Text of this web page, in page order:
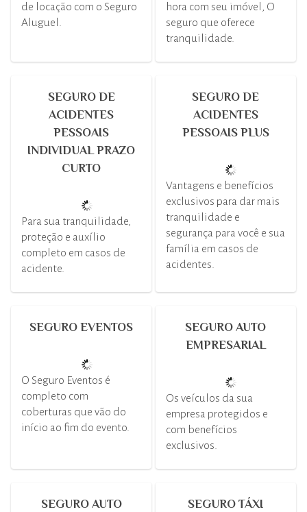
de locação com o Seguro
Aluguel.
hora com seu imóvel, O
seguro que oferece
tranquilidade.
SEGURO DE
ACIDENTES
PESSOAIS
INDIVIDUAL PRAZO
CURTO
Para sua tranquilidade,
proteção e auxílio
completo em casos de
acidente.
SEGURO DE
ACIDENTES
PESSOAIS PLUS
Vantagens e benefícios
exclusivos para dar mais
tranquilidade e
segurança para você e sua
família em casos de
acidentes.
SEGURO EVENTOS
O Seguro Eventos é
completo com
coberturas que vão do
início ao fim do evento.
SEGURO AUTO
EMPRESARIAL
Os veículos da sua
empresa protegidos e
com benefícios
exclusivos.
SEGURO AUTO
SEGURO TÁXI